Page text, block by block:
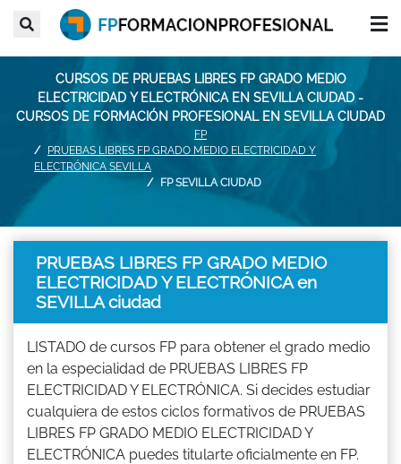
CURSOS DE PRUEBAS LIBRES FP GRADO MEDIO
ELECTRICIDAD Y ELECTRÓNICA EN SEVILLA CIUDAD -
CURSOS DE FORMACIÓN PROFESIONAL EN SEVILLA CIUDAD
FP
PRUEBAS LIBRES FP GRADO MEDIO ELECTRICIDAD Y
ELECTRÓNICA SEVILLA
FP SEVILLA CIUDAD
PRUEBAS LIBRES FP GRADO MEDIO
ELECTRICIDAD Y ELECTRÓNICA en
SEVILLA ciudad
LISTADO de cursos FP para obtener el grado medio
en la especialidad de PRUEBAS LIBRES FP
ELECTRICIDAD Y ELECTRÓNICA. Si decides estudiar
cualquiera de estos ciclos formativos de PRUEBAS
LIBRES FP GRADO MEDIO ELECTRICIDAD Y
ELECTRÓNICA puedes titularte oficialmente en FP.